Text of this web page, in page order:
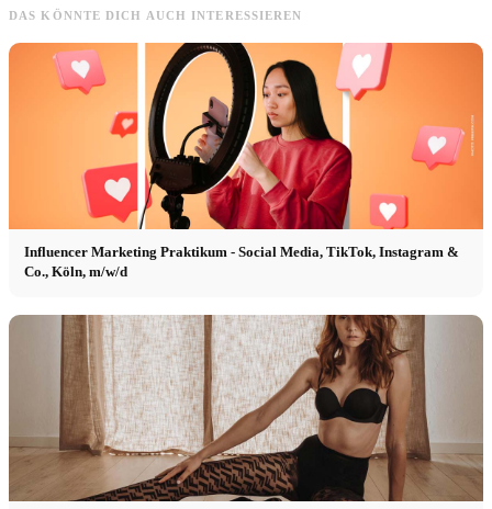
DAS KÖNNTE DICH AUCH INTERESSIEREN
Influencer Marketing Praktikum - Social Media, TikTok, Instagram &
Co., Köln, m/w/d